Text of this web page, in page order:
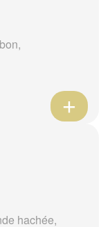
hachée,